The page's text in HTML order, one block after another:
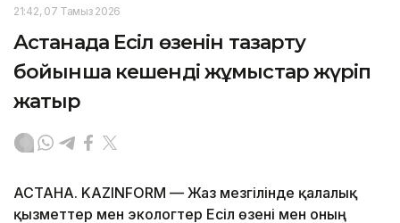
21:42, 07 Тамыз 2026
Астанада Есіл өзенін тазарту
бойынша кешенді жұмыстар жүріп
жатыр
АСТАНА. KAZINFORM — Жаз мезгілінде қалалық
қызметтер мен экологтер Есіл өзені мен оның